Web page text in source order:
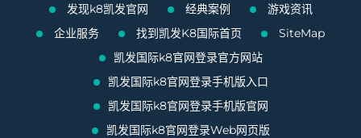
发现k8凯发官网 经典案例
游戏资讯
企业服务
找到凯发K8国际首页
SiteMap
凯发国际k8官网登录官方网站
凯发国际k8官网登录手机版入口
凯发国际k8官网登录手机版官网
凯发国际k8官网登录Web网页版